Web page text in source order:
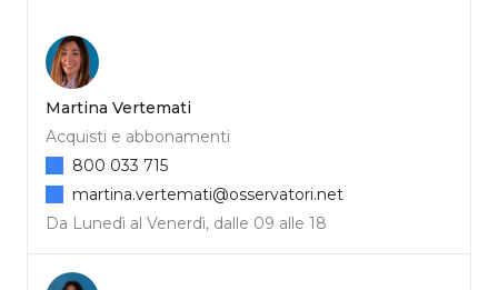
Martina Vertemati
Acquisti e abbonamenti
Da Lunedì al Venerdì, dalle 09 alle 18
800 033 715
martina.vertemati@osservatori.net